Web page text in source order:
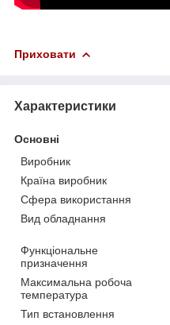
Приховати
Характеристики
Основні
Виробник
Країна виробник
Сфера використання
Вид обладнання
Функціональне
призначення
Максимальна робоча
температура
Тип встановлення